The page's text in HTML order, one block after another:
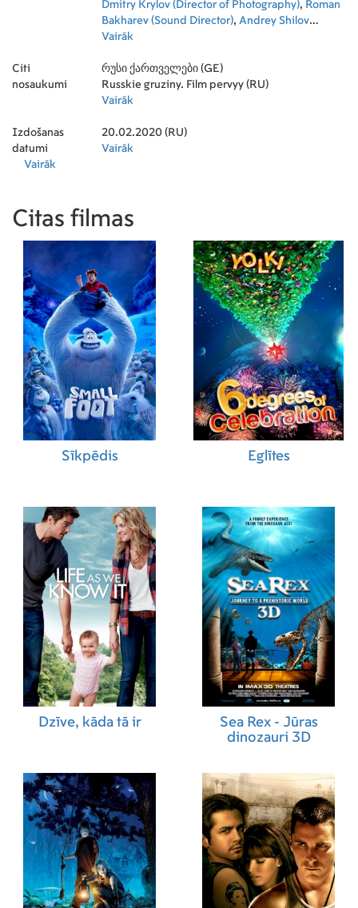
Dmitry Krylov (Director of Photography), Roman
Bakharev (Sound Director), Andrey Shilov
(Screenplay)
Vairāk
Citi
nosaukumi
რუსი ქართველები (GE)
Russkie gruziny. Film pervyy (RU)
Vairāk
Izdošanas
datumi
20.02.2020 (RU)
Vairāk
Vairāk
Citas filmas
Sīkpēdis Eglītes
Dzīve, kāda tā ir
Sea Rex - Jūras
dinozauri 3D